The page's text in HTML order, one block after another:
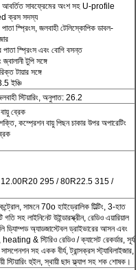
সাবফ্রেমের অংশ সহ U-profile
ক্রস সদস্য
স্প্রিংস, জলবাহী টেলিস্কোপিক ডাবল-
স্প্রিংস এবং বোগি বসন্ত
টুপি সঙ্গে
টায়ার সঙ্গে
ইঞ্চি
স্টিয়ারিং, অনুপাত: 26.2
ব্রেক
কম্প্রেশন বায়ু পিছন চাকার উপর অপারেটিং
12.00R20 295 / 80R22.5 315 /
সামনে 70o হাইড্রোলিক টিল্টিং, 3-হাত
গতি সহ লাইনিনেট উইন্ডারস্ক্রীন, রেডিও এয়ারিয়াল
ডি্যাম্পড অ্যাডজাস্টেবল ড্রাইভারের আসন এবং
& স্টিরিও রেডিও / ক্যাসেট রেকর্ডার, সূর্য
সহ একক বীর্য, ট্রান্সক্রস স্ট্যাবিলাইজার,
স্টিয়ারিং হুইল, স্থায়ী ছাদ ফ্ল্যাপ সহ শক শোষক।